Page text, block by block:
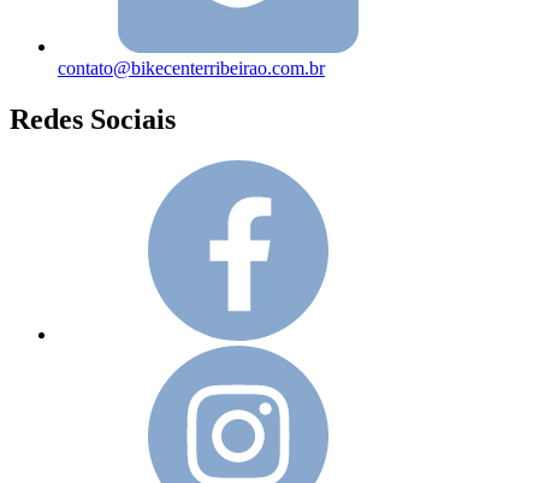
contato@bikecenterribeirao.com.br
Redes Sociais